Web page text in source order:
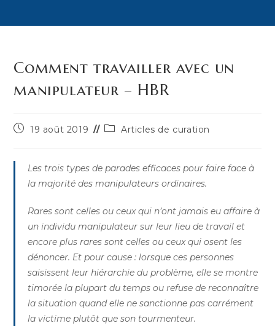
Comment travailler avec un
manipulateur – HBR
Publication
19 août 2019
PostArticles de curation
Les trois types de parades efficaces pour faire face à
la majorité des manipulateurs ordinaires.
Rares sont celles ou ceux qui n’ont jamais eu affaire à
un individu manipulateur sur leur lieu de travail et
encore plus rares sont celles ou ceux qui osent les
dénoncer. Et pour cause : lorsque ces personnes
saisissent leur hiérarchie du problème, elle se montre
timorée la plupart du temps ou refuse de reconnaître
la situation quand elle ne sanctionne pas carrément
la victime plutôt que son tourmenteur.